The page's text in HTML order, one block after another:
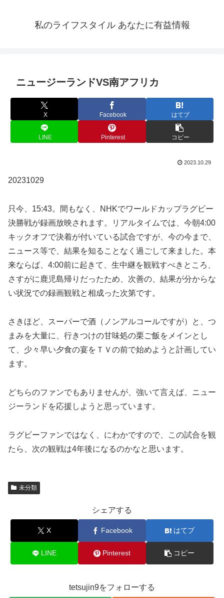
私のライフスタイル あなたに有益情報
ニュージーランドVS南アフリカ
X Facebook はてブ
LINE Pinterest コピー
2023.10.29
20231029
只今、15:43。間もなく、NHKでワールドカップラグビー
決勝戦が録画放映されます。リアルタイムでは、今朝4:00
キックオフで決着が付いている試合ですが、今の今まで、
ニュース等で、結果を知ることなく過ごして来ました。本
来ならば、4:00前に起きて、生中継を観戦すべきところ、
さすがに鹿児島帰りだったため、次善の、結果が分からな
い状況での録画観戦と相成った次第です。
さきほど、スーパーで酒（ノンアルコールですが）と、つ
まみを大量に、行きつけの甘味処の栗ご飯をメインとし
て、少々早い夕食の宴をＴＶの前で始めようと計画してい
ます。
どちらのファンでもありませんが、強いて言えば、ニュー
ジーランドを応援しようと思っています。
ラグビーファンではなく、にわかですので、この試合を観
たら、次の観戦は4年後になるのかなと思います。
未分類
シェアする
X Facebook はてブ
LINE Pinterest コピー
tetsujin9をフォローする